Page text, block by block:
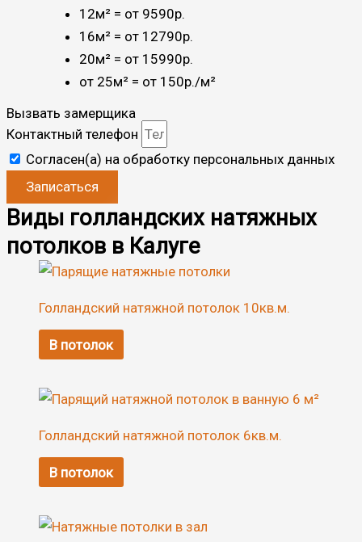
12м² = от 9590р.
16м² = от 12790р.
20м² = от 15990р.
от 25м² = от 150р./м²
Вызвать замерщика
Контактный телефон
Согласен(а) на обработку персональных данных
Записаться
Виды голландских натяжных
потолков в Калуге
Голландский натяжной потолок 10кв.м.
В потолок
Голландский натяжной потолок 6кв.м.
В потолок